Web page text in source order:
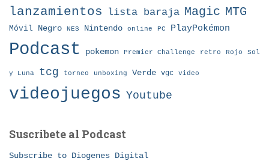
lanzamientos lista baraja Magic MTG
Móvil Negro NES Nintendo online PC PlayPokémon
Podcast pokemon Premier Challenge retro Rojo Sol
y Luna tcg torneo unboxing Verde vgc video
videojuegos Youtube
Suscribete al Podcast
Subscribe to Diogenes Digital